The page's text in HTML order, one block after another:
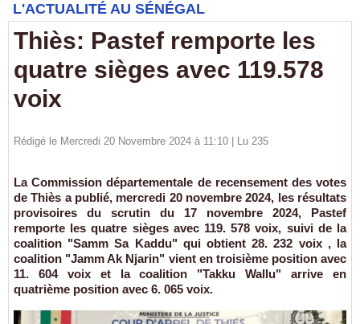
L'ACTUALITÉ AU SÉNÉGAL
Thiès: Pastef remporte les
quatre sièges avec 119.578
voix
Rédigé le Mercredi 20 Novembre 2024 à 11:10 | Lu 235
La Commission départementale de recensement des votes
de Thiès a publié, mercredi 20 novembre 2024, les résultats
provisoires du scrutin du 17 novembre 2024, Pastef
remporte les quatre sièges avec 119. 578 voix, suivi de la
coalition "Samm Sa Kaddu" qui obtient 28. 232 voix , la
coalition "Jamm Ak Njarin" vient en troisième position avec
11. 604 voix et la coalition "Takku Wallu" arrive en
quatrième position avec 6. 065 voix.